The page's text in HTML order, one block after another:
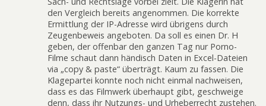
den Vergleich bereits angenommen. Die korrekte
Ermittlung der IP-Adresse wird übrigens durch
Zeugenbeweis angeboten. Da soll es einen Dr. H
geben, der offenbar den ganzen Tag nur Porno-
Filme schaut dann händisch Daten in Excel-Dateien
via „copy & paste“ überträgt. Kaum zu fassen. Die
Klagepartei konnte noch nicht einmal nachweisen,
dass es das Filmwerk überhaupt gibt, geschweige
denn, dass ihr Nutzungs- und Urheberrecht zustehen.